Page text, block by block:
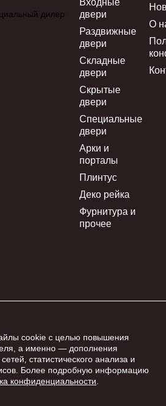
Входные
двери
Раздвижные
двери
Складные
двери
Скрытые
двери
Специальные
двери
Арки и
порталы
Плинтус
Деко рейка
Фурнитура и
прочее
О
о сайте
cookie с целью повышения
а именно — дополнения
статистического анализа и
Более подробную информацию
конфиденциальности